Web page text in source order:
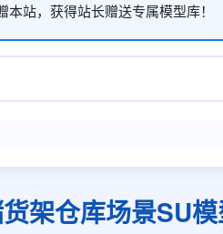
站，获得站长赠送专属模型库！
架仓库场景SU